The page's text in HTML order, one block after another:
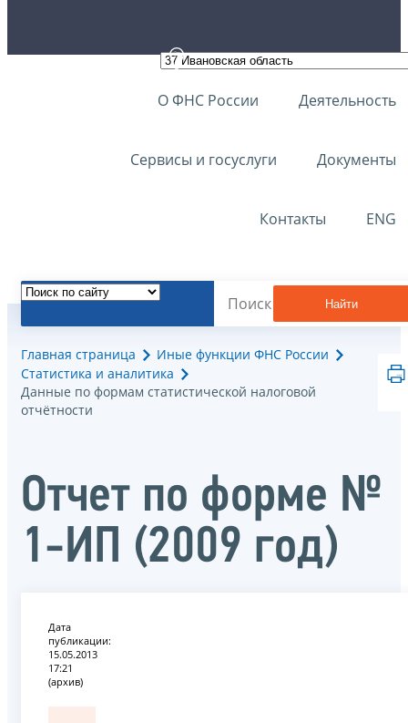
О ФНС России Деятельность
Сервисы и госуслуги Документы
Контакты ENG
Найти
Главная страница
Иные функции ФНС России
Статистика и аналитика
Данные по формам статистической налоговой
отчётности
Отчет по форме №
1-ИП (2009 год)
Дата
публикации:
15.05.2013
17:21
(архив)